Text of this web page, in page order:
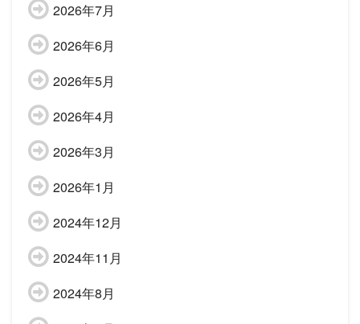
2026年7月
2026年6月
2026年5月
2026年4月
2026年3月
2026年1月
2024年12月
2024年11月
2024年8月